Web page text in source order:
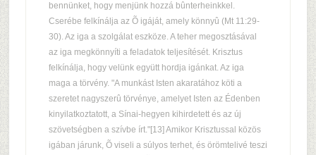
bennünket, hogy menjünk hozzá bûnterheinkkel.
Cserébe felkínálja az Õ igáját, amely könnyû (Mt 11:29-
30). Az iga a szolgálat eszköze. A teher megosztásával
az iga megkönnyíti a feladatok teljesítését. Krisztus
felkínálja, hogy velünk együtt hordja igánkat. Az iga
maga a törvény. "A munkást Isten akaratához köti a
szeretet nagyszerû törvénye, amelyet Isten az Édenben
kinyilatkoztatott, a Sínai-hegyen kihirdetett és az új
szövetségben a szívbe írt."[13] Amikor Krisztussal közös
igában járunk, Õ viseli a súlyos terhet, és örömtelivé teszi